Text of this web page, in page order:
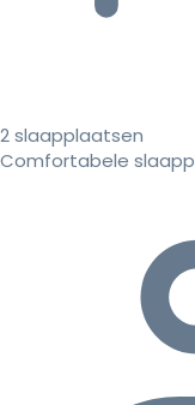
2 slaapplaatsen
Comfortabele